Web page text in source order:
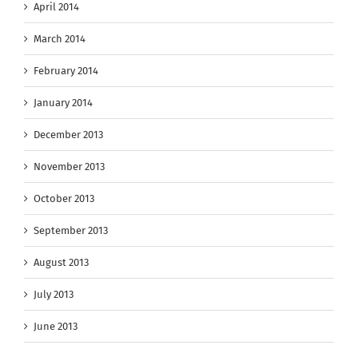
April 2014
March 2014
February 2014
January 2014
December 2013
November 2013
October 2013
September 2013
August 2013
July 2013
June 2013